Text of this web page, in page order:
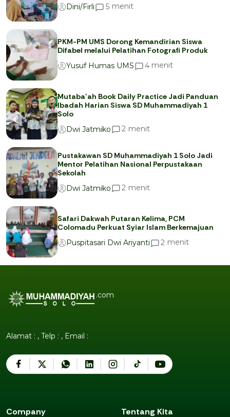
Dini/Firli
5 menit
PKM-PM UMS Dorong Kemandirian Siswa
Difabel melalui Pelatihan Fotografi Produk
Yusuf Humas UMS
4 menit
Mutaba’ah Book Daily Practice Jadi Panduan
Ibadah Harian Siswa SD Muhammadiyah 1
Solo
Dwi Jatmiko
2 menit
Pustakawan SD Muhammadiyah 1 Solo Jadi
Mentor Pelatihan Nasional Perpustakaan
Sekolah
Dwi Jatmiko
2 menit
Safari Dakwah Putaran Kelima, PCM
Colomadu Perkuat Syiar Islam Berkemajuan
Puspitasari Dwi Ariyanti
2 menit
.com
Alamat : , Telp : , Email :
Company Tentang Kita